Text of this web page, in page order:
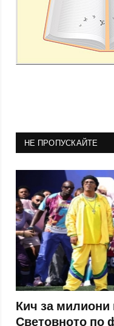
НЕ ПРОПУСКАЙТЕ
Кич за